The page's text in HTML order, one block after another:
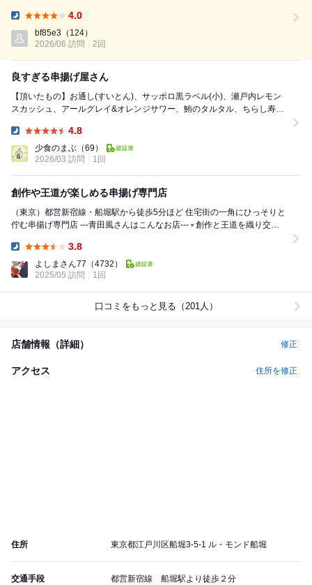
海鮮・お肉・野菜・卵などのバリエーションに富んだ串17本（1本￥280
円＋お通し￥400）が出てく...
4.0
bf85e3 （124）
2026/06 訪問
2回
良すぎる串揚げ屋さん
【頂いたもの】お通し(すいとん)、サッポロ黒ラベル(小)、瀬戸内レモン
スカッシュ、アールグレイ&オレンジサワー、鮪のタルタル、ちらし寿
4.8
少食のまぶ （69）
2026/03 訪問
1回
創作や王道が楽しめる串揚げ専門店
（東京）都営新宿線・船堀駅から徒歩5分ほど 住宅街の一角にひっそりと
佇む串揚げ専門店 ---青田風さんはこんなお店--- ▫︎ 創作と王道を織り交ぜ
3.8
よしまさん77 （4732）
2025/05 訪問
1回
口コミをもっと見る（201人）
店舗情報（詳細） 修正
アクセス 住所を修正
住所 東京都江戸川区船堀3-5-1 ル・モンド船堀
交通手段 都営新宿線 船堀駅より徒歩２分